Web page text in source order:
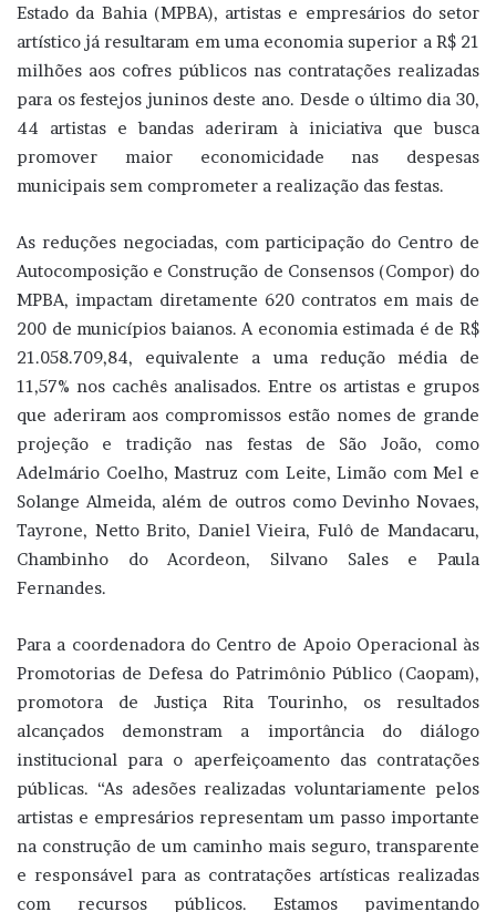
Estado da Bahia (MPBA), artistas e empresários do setor
artístico já resultaram em uma economia superior a R$ 21
milhões aos cofres públicos nas contratações realizadas
para os festejos juninos deste ano. Desde o último dia 30,
44 artistas e bandas aderiram à iniciativa que busca
promover maior economicidade nas despesas
municipais sem comprometer a realização das festas.
As reduções negociadas, com participação do Centro de
Autocomposição e Construção de Consensos (Compor) do
MPBA, impactam diretamente 620 contratos em mais de
200 de municípios baianos. A economia estimada é de R$
21.058.709,84, equivalente a uma redução média de
11,57% nos cachês analisados. Entre os artistas e grupos
que aderiram aos compromissos estão nomes de grande
projeção e tradição nas festas de São João, como
Adelmário Coelho, Mastruz com Leite, Limão com Mel e
Solange Almeida, além de outros como Devinho Novaes,
Tayrone, Netto Brito, Daniel Vieira, Fulô de Mandacaru,
Chambinho do Acordeon, Silvano Sales e Paula
Fernandes.
Para a coordenadora do Centro de Apoio Operacional às
Promotorias de Defesa do Patrimônio Público (Caopam),
promotora de Justiça Rita Tourinho, os resultados
alcançados demonstram a importância do diálogo
institucional para o aperfeiçoamento das contratações
públicas. “As adesões realizadas voluntariamente pelos
artistas e empresários representam um passo importante
na construção de um caminho mais seguro, transparente
e responsável para as contratações artísticas realizadas
com recursos públicos. Estamos pavimentando